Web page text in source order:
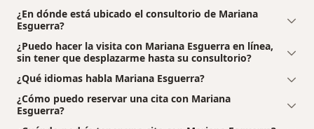
¿En dónde está ubicado el consultorio de Mariana
Esguerra?
¿Puedo hacer la visita con Mariana Esguerra en línea,
sin tener que desplazarme hasta su consultorio?
¿Qué idiomas habla Mariana Esguerra?
¿Cómo puedo reservar una cita con Mariana
Esguerra?